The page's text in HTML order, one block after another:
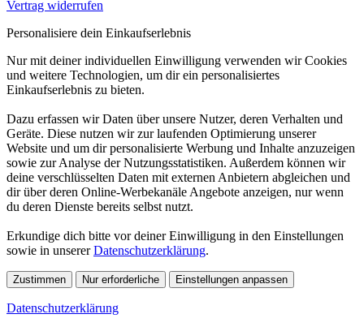
Vertrag widerrufen
Personalisiere dein Einkaufserlebnis
Nur mit deiner individuellen Einwilligung verwenden wir Cookies
und weitere Technologien, um dir ein personalisiertes
Einkaufserlebnis zu bieten.
Dazu erfassen wir Daten über unsere Nutzer, deren Verhalten und
Geräte. Diese nutzen wir zur laufenden Optimierung unserer
Website und um dir personalisierte Werbung und Inhalte anzuzeigen
sowie zur Analyse der Nutzungsstatistiken. Außerdem können wir
deine verschlüsselten Daten mit externen Anbietern abgleichen und
dir über deren Online-Werbekanäle Angebote anzeigen, nur wenn
du deren Dienste bereits selbst nutzt.
Erkundige dich bitte vor deiner Einwilligung in den Einstellungen
sowie in unsererDatenschutzerklärung.
Zustimmen Nur erforderliche Einstellungen anpassen
Datenschutzerklärung